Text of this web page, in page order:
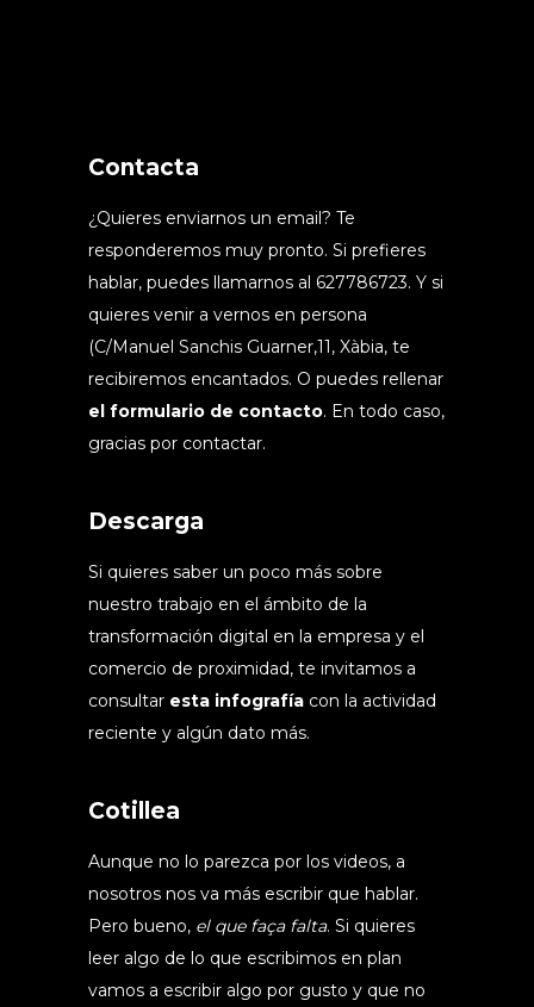
Contacta
¿Quieres enviarnos un email? Te
responderemos muy pronto. Si prefieres
hablar, puedes llamarnos al 627786723. Y si
quieres venir a vernos en persona
(C/Manuel Sanchis Guarner,11, Xàbia, te
recibiremos encantados. O puedes rellenar
el formulario de contacto. En todo caso,
gracias por contactar.
Descarga
Si quieres saber un poco más sobre
nuestro trabajo en el ámbito de la
transformación digital en la empresa y el
comercio de proximidad, te invitamos a
consultar esta infografía con la actividad
reciente y algún dato más.
Cotillea
Aunque no lo parezca por los videos, a
nosotros nos va más escribir que hablar.
Pero bueno, el que faça falta. Si quieres
leer algo de lo que escribimos en plan
vamos a escribir algo por gusto y que no